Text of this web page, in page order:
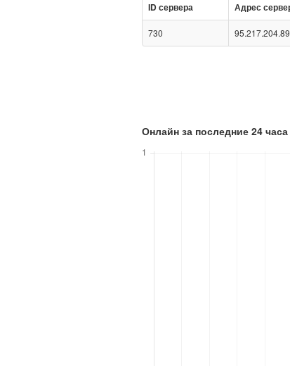
ID сервера Адрес
730
Онлайн за последние 24 часа